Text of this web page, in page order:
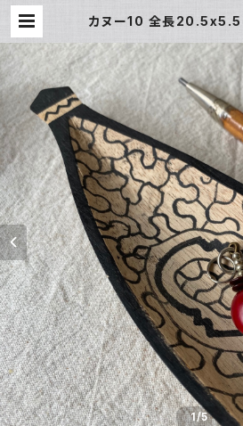
カヌー10 全長
芸 手彫り カヌーの皿
ア 民芸品 | アマゾン屋
の泥染めとバッグ
1/5